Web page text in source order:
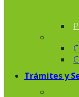
Trámites y